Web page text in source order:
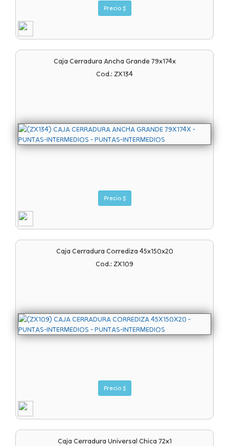
Precio $
Caja Cerradura Ancha Grande 79x174x
Cod.: ZX134
Precio $
Caja Cerradura Corrediza 45x150x20
Cod.: ZX109
Precio $
Caja Cerradura Universal Chica 72x1